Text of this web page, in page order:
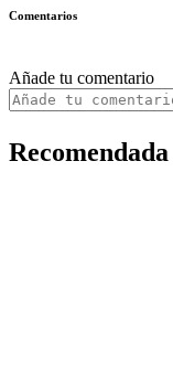
Comentarios
Añade tu comentario
Recomendada